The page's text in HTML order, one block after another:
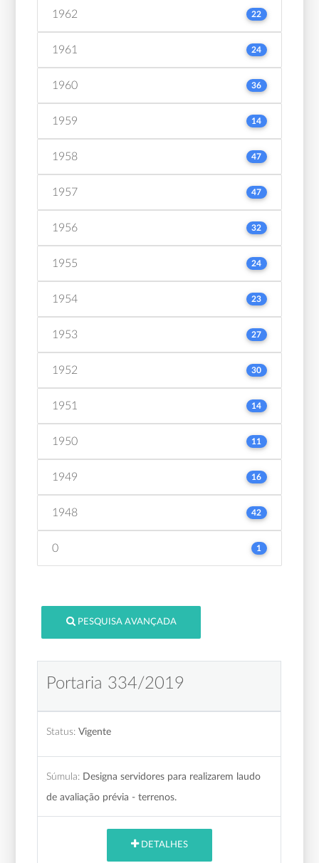
1962 22
1961 24
1960 36
1959 14
1958 47
1957 47
1956 32
1955 24
1954 23
1953 27
1952 30
1951 14
1950 11
1949 16
1948 42
0 1
PESQUISA AVANÇADA
Portaria 334/2019
Status: Vigente
Súmula: Designa servidores para realizarem laudo
de avaliação prévia - terrenos.
DETALHES